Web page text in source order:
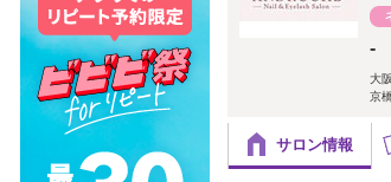
-
大
京
サロン情報